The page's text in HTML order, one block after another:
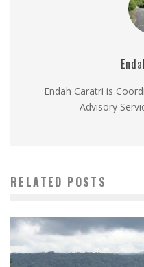
Endah Caratri is
Advisory
RELATED POSTS